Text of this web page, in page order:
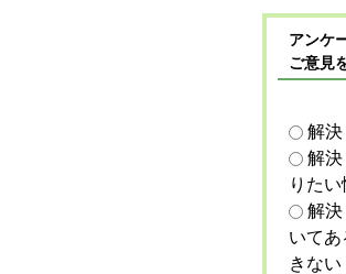
アンケ
ご意見
解
解
りた
解
いて
きない